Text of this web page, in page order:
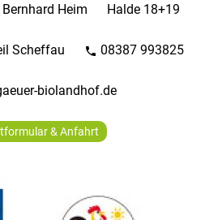
Bernhard Heim Halde 18+19
Scheffau phone 08387 993825
biolandhof.de
& Anfahrt